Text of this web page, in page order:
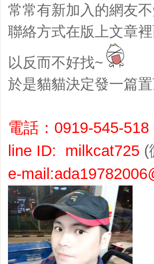
常常有新加入的網友
聯絡方式在版上文章
以反而不好找~
於是貓貓決定發一篇
電話：0919-545-518
line ID: milkcat725 (
e-